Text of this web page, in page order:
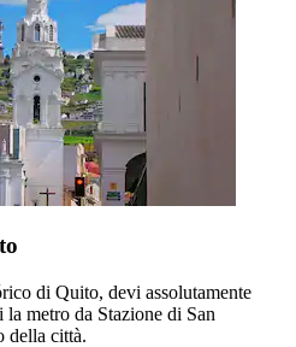
di Quito, devi assolutamente
metro da Stazione di San
della città.